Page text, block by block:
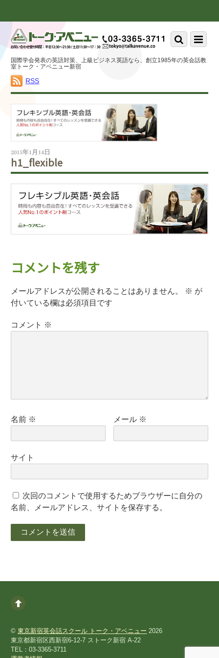
down
content
国際学会発表の英語対策、上級ビジネス英語なら、創立1985年の英会話教
室トーク・アベニュー新宿
RSS
Menu
Scroll
down
to
2015年1月14日
h1_flexible
コメントを残す
メールアドレスが公開されることはありません。 ※ が
付いている欄は必須項目です
コメント ※
名前 ※ メール ※
サイト
次回のコメントで使用するためブラウザーに自分の
名前、メールアドレス、サイトを保存する。
©東京新宿英会話スクール トーク・アベニュー 2026
東京都新宿区西新宿6-12-7 ストーク新宿 A-22
TEL：03-3365-3711